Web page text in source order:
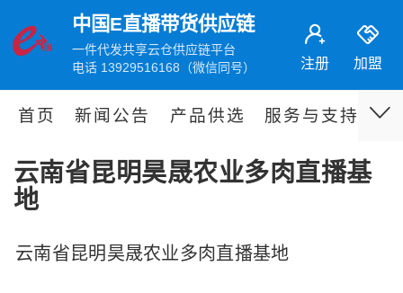
中国E直播带货供应链
一件代发共享云仓供应链平台
电话 13929516168（微信同号）
注册 加盟
首页 新闻公告 产品供选 服务与支持 伙
云南省昆明昊晟农业多肉直播基
地
云南省昆明昊晟农业多肉直播基地